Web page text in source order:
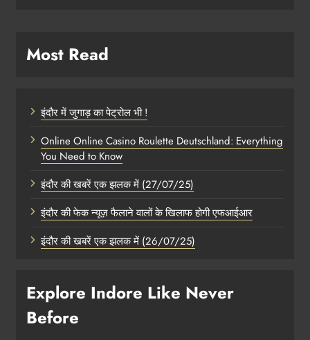
Most Read
इंदौर में जुगाड़ का पेट्रोल भी !
Online Online Casino Roulette Deutschland: Everything
You Need to Know
इंदौर की खबरें एक झलक में (27/07/25)
इंदौर की फेक न्यूज़ फैलाने वालों के खिलाफ होगी एफआईआर
इंदौर की खबरें एक झलक में (26/07/25)
Explore Indore Like Never
Before